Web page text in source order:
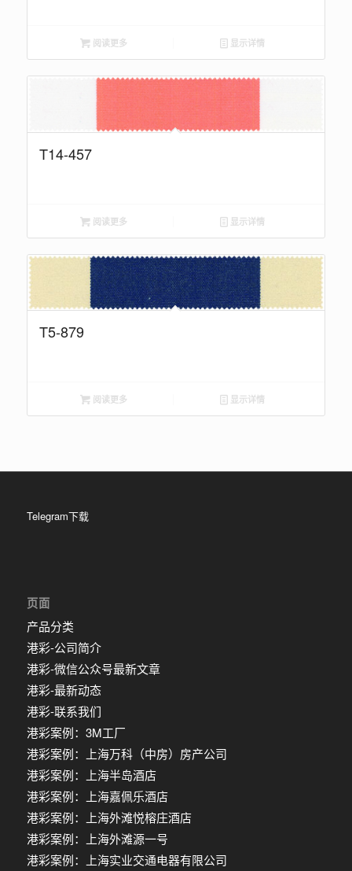
阅读更多 显示详情
T14-457
阅读更多 显示详情
T5-879
阅读更多 显示详情
Telegram下载
页面
产品分类
港彩-公司简介
港彩-微信公众号最新文章
港彩-最新动态
港彩-联系我们
港彩案例：3M工厂
港彩案例：上海万科（中房）房产公司
港彩案例：上海半岛酒店
港彩案例：上海嘉佩乐酒店
港彩案例：上海外滩悦榕庄酒店
港彩案例：上海外滩源一号
港彩案例：上海实业交通电器有限公司